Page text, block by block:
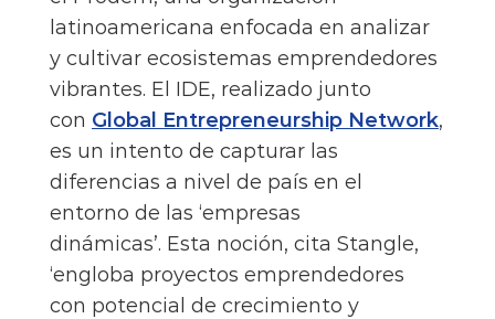
latinoamericana enfocada en analizar
y cultivar ecosistemas emprendedores
vibrantes. El IDE, realizado junto
con Global Entrepreneurship Network,
es un intento de capturar las
diferencias a nivel de país en el
entorno de las ‘empresas
dinámicas’. Esta noción, cita Stangle,
‘engloba proyectos emprendedores
con potencial de crecimiento y